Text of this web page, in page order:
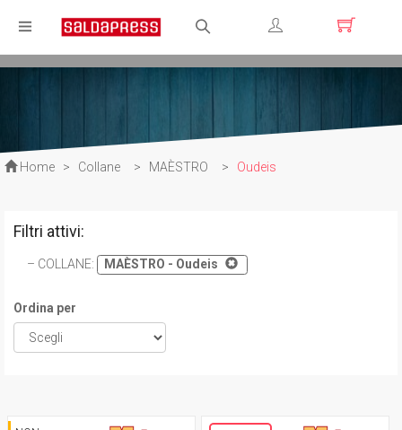
Registrati
Home > Collane > MAÈSTRO > Oudeis
Filtri attivi:
COLLANE: MAÈSTRO - Oudeis
Ordina per